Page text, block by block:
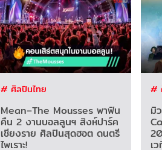
# ศิลปินไทย
Mean–The Mousses พาฟิน
คืน 2 งานบอลลูนฯ สิงห์ปาร์ค
เชียงราย ศิลปินสุดฮอต ดนตรี
ไพเราะ!
#
มิ
เ